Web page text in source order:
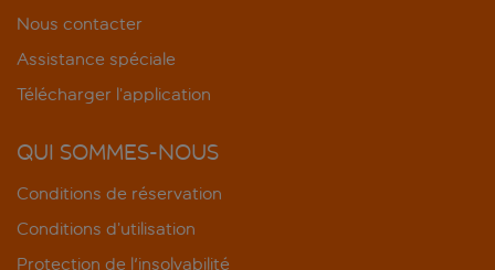
Nous contacter
Assistance spéciale
Télécharger l’application
QUI SOMMES-NOUS
Conditions de réservation
Conditions d’utilisation
Protection de l'insolvabilité